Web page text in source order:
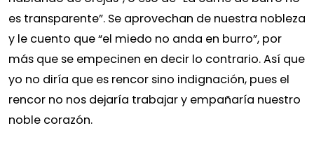
es transparente”. Se aprovechan de nuestra nobleza
y le cuento que “el miedo no anda en burro”, por
más que se empecinen en decir lo contrario. Así que
yo no diría que es rencor sino indignación, pues el
rencor no nos dejaría trabajar y empañaría nuestro
noble corazón.